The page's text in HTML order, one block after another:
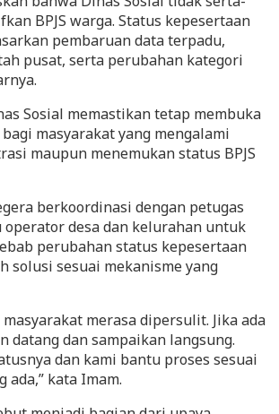
BPJS warga. Status kepesertaan
pembaruan data terpadu,
pusat, serta perubahan kategori
Sosial memastikan tetap membuka
masyarakat yang mengalami
maupun menemukan status BPJS
berkoordinasi dengan petugas
operator desa dan kelurahan untuk
perubahan status kepesertaan
solusi sesuai mekanisme yang
merasa dipersulit. Jika ada
datang dan sampaikan langsung.
dan kami bantu proses sesuai
ada,” kata Imam.